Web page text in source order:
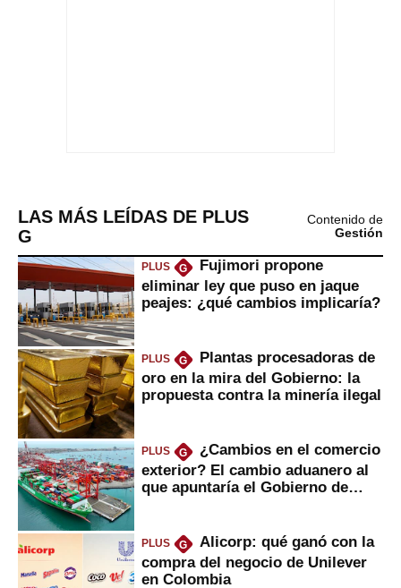
LAS MÁS LEÍDAS DE PLUS
G
Contenido de
Gestión
PLUS G
Fujimori propone
eliminar ley que puso en jaque
peajes: ¿qué cambios implicaría?
PLUS G
Plantas procesadoras de
oro en la mira del Gobierno: la
propuesta contra la minería ilegal
PLUS G
¿Cambios en el comercio
exterior? El cambio aduanero al
que apuntaría el Gobierno de
PLUS G
Alicorp: qué ganó con la
compra del negocio de Unilever
en Colombia